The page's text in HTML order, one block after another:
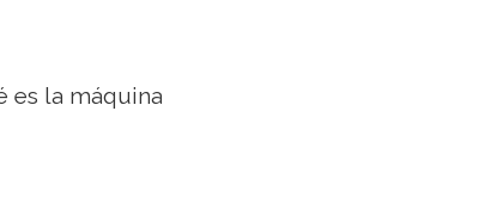
es la máquina